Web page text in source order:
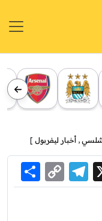
, أخبار ليفربول ]
X
Link